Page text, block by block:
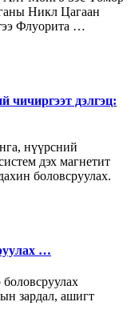
Никл Цагаан
Флуорита …
чичиргээт дэлгэц:
нүүрсний
дэх магнетит
боловсруулах.
…
зардал, ашигт